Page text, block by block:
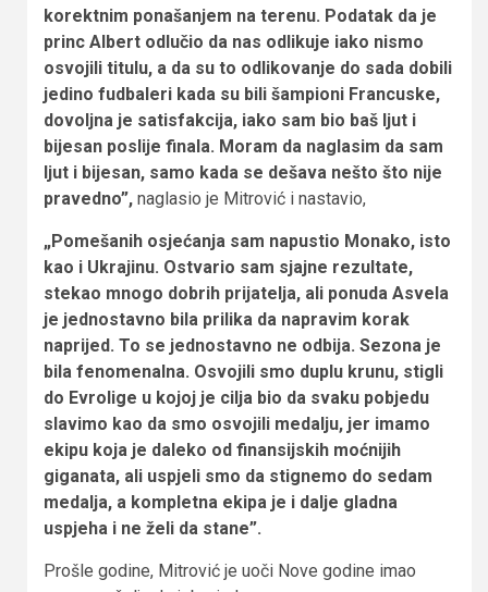
korektnim ponašanjem na terenu. Podatak da je
princ Albert odlučio da nas odlikuje iako nismo
osvojili titulu, a da su to odlikovanje do sada dobili
jedino fudbaleri kada su bili šampioni Francuske,
dovoljna je satisfakcija, iako sam bio baš ljut i
bijesan poslije finala. Moram da naglasim da sam
ljut i bijesan, samo kada se dešava nešto što nije
pravedno”, naglasio je Mitrović i nastavio,
„Pomešanih osjećanja sam napustio Monako, isto
kao i Ukrajinu. Ostvario sam sjajne rezultate,
stekao mnogo dobrih prijatelja, ali ponuda Asvela
je jednostavno bila prilika da napravim korak
naprijed. To se jednostavno ne odbija. Sezona je
bila fenomenalna. Osvojili smo duplu krunu, stigli
do Evrolige u kojoj je cilja bio da svaku pobjedu
slavimo kao da smo osvojili medalju, jer imamo
ekipu koja je daleko od finansijskih moćnijih
giganata, ali uspjeli smo da stignemo do sedam
medalja, a kompletna ekipa je i dalje gladna
uspjeha i ne želi da stane”.
Prošle godine, Mitrović je uoči Nove godine imao